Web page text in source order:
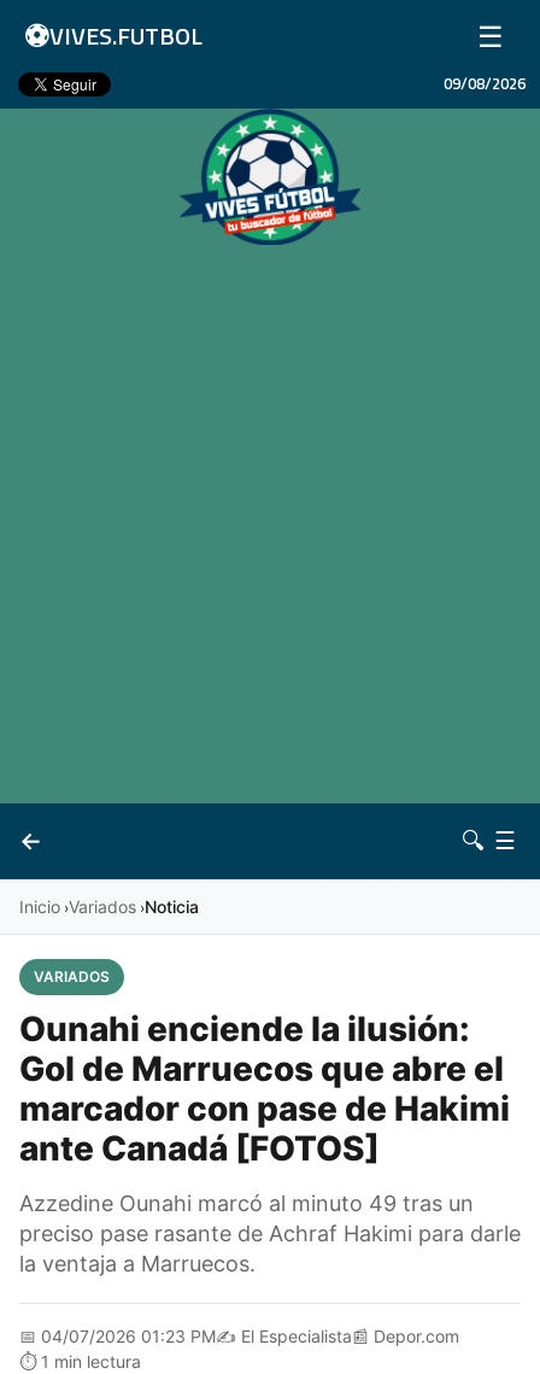
⚽VIVES.FUTBOL ☰
Inicio
09/08/2026
←
Vives 🔍 ☰
Inicio ›Variados ›Noticia
VARIADOS
Ounahi enciende la ilusión:
Gol de Marruecos que abre el
marcador con pase de Hakimi
ante Canadá [FOTOS]
Azzedine Ounahi marcó al minuto 49 tras un
preciso pase rasante de Achraf Hakimi para darle
la ventaja a Marruecos.
📅 04/07/2026 01:23 PM✍️ El Especialista📰 Depor.com
⏱️ 1 min lectura